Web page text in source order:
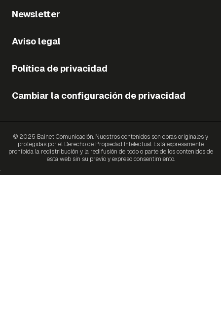
Newsletter
Aviso legal
Política de privacidad
Cambiar la configuración de privacidad
© 2025 Bainet Comunicación. Nuestros contenidos son obras originales y
protegidas por el Derecho de Propiedad Intelectual. Está expresamente
prohibida la redistribución y la redifusión de todo o parte de los contenidos de
esta web sin su previo y expreso consentimiento.